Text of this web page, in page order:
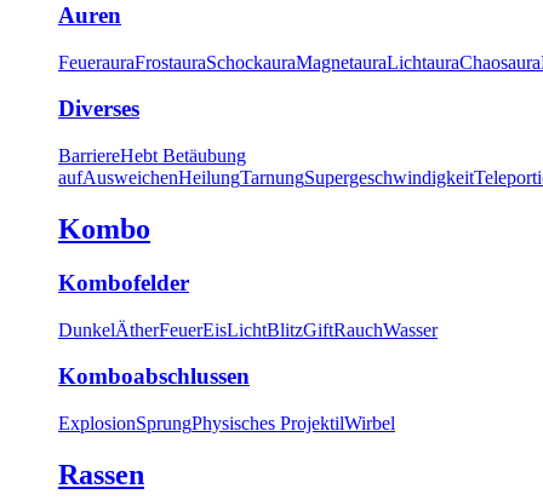
Auren
FeuerauraFrostauraSchockauraMagnetauraLichtauraChaosaura
Diverses
BarriereHebt Betäubung
aufAusweichenHeilungTarnungSupergeschwindigkeit
Kombo
Kombofelder
DunkelÄtherFeuerEisLichtBlitzGiftRauchWasser
Komboabschlussen
ExplosionSprungPhysisches ProjektilWirbel
Rassen